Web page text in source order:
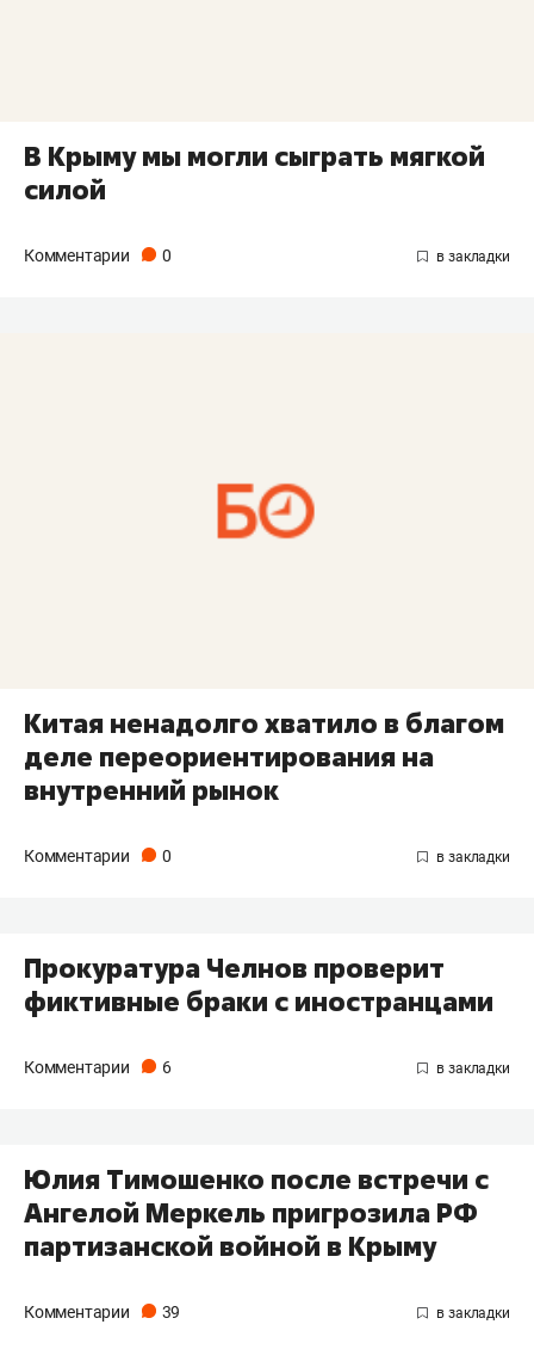
В Крыму мы могли сыграть мягкой
силой
Комментарии 0
Китая ненадолго хватило в благом
деле переориентирования на
внутренний рынок
Комментарии 0
Прокуратура Челнов проверит
фиктивные браки с иностранцами
Комментарии 6
Юлия Тимошенко после встречи с
Ангелой Меркель пригрозила РФ
партизанской войной в Крыму
Комментарии 39